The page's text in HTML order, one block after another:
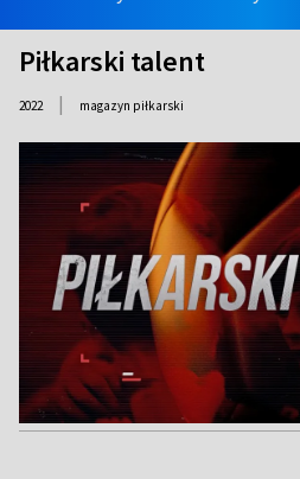
Piłkarski talent
2022 | magazyn piłkarski